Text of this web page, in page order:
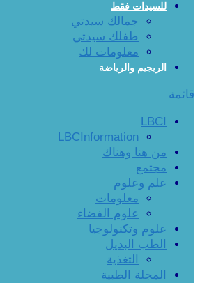
للسيدات فقط
جمالك سيدتي
طفلك سيدتي
معلومات لك
الريجيم والرياضة
قائمة
LBCI
LBCInformation
من هنا وهناك
مجتمع
علم وعلوم
معلومات
علوم الفضاء
علوم وتكنولوجيا
الطب البديل
التغذية
المجلة الطبية